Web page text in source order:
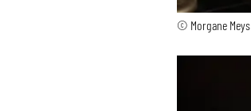
© Morgane Meys